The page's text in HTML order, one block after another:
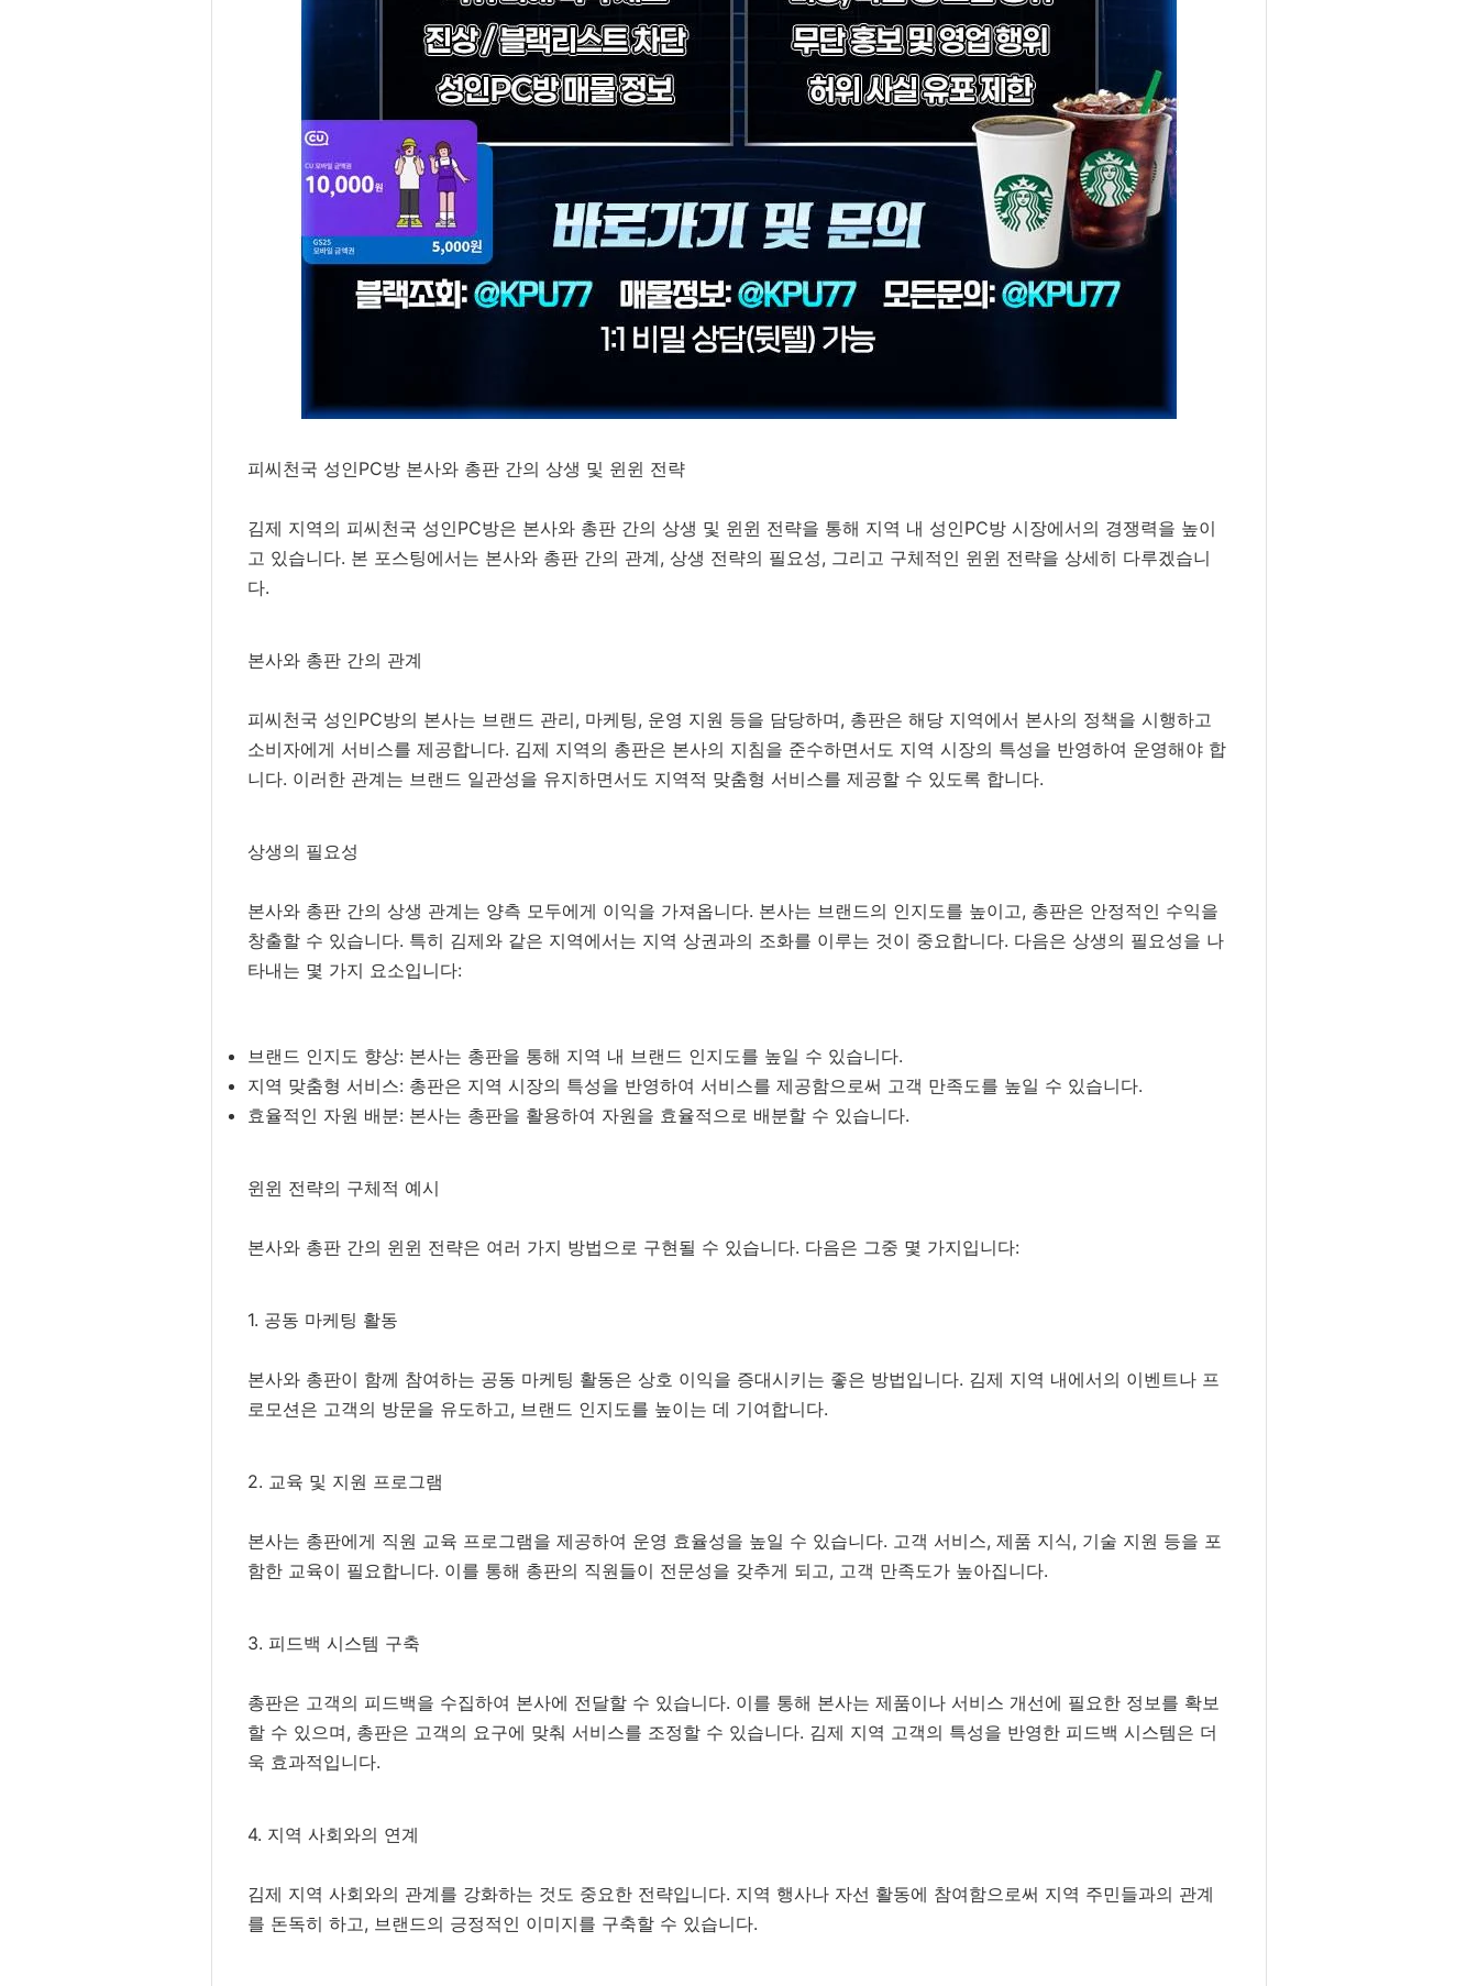
피씨천국 성인PC방 본사와 총판 간의 상생 및 윈윈 전략
김제 지역의 피씨천국 성인PC방은 본사와 총판 간의 상생 및 윈윈 전략을 통해 지역 내 성인PC방 시장에서의 경쟁력을 높이
고 있습니다. 본 포스팅에서는 본사와 총판 간의 관계, 상생 전략의 필요성, 그리고 구체적인 윈윈 전략을 상세히 다루겠습니
다.
본사와 총판 간의 관계
피씨천국 성인PC방의 본사는 브랜드 관리, 마케팅, 운영 지원 등을 담당하며, 총판은 해당 지역에서 본사의 정책을 시행하고
소비자에게 서비스를 제공합니다. 김제 지역의 총판은 본사의 지침을 준수하면서도 지역 시장의 특성을 반영하여 운영해야 합
니다. 이러한 관계는 브랜드 일관성을 유지하면서도 지역적 맞춤형 서비스를 제공할 수 있도록 합니다.
상생의 필요성
본사와 총판 간의 상생 관계는 양측 모두에게 이익을 가져옵니다. 본사는 브랜드의 인지도를 높이고, 총판은 안정적인 수익을
창출할 수 있습니다. 특히 김제와 같은 지역에서는 지역 상권과의 조화를 이루는 것이 중요합니다. 다음은 상생의 필요성을 나
타내는 몇 가지 요소입니다:
브랜드 인지도 향상: 본사는 총판을 통해 지역 내 브랜드 인지도를 높일 수 있습니다.
지역 맞춤형 서비스: 총판은 지역 시장의 특성을 반영하여 서비스를 제공함으로써 고객 만족도를 높일 수 있습니다.
효율적인 자원 배분: 본사는 총판을 활용하여 자원을 효율적으로 배분할 수 있습니다.
윈윈 전략의 구체적 예시
본사와 총판 간의 윈윈 전략은 여러 가지 방법으로 구현될 수 있습니다. 다음은 그중 몇 가지입니다:
1. 공동 마케팅 활동
본사와 총판이 함께 참여하는 공동 마케팅 활동은 상호 이익을 증대시키는 좋은 방법입니다. 김제 지역 내에서의 이벤트나 프
로모션은 고객의 방문을 유도하고, 브랜드 인지도를 높이는 데 기여합니다.
2. 교육 및 지원 프로그램
본사는 총판에게 직원 교육 프로그램을 제공하여 운영 효율성을 높일 수 있습니다. 고객 서비스, 제품 지식, 기술 지원 등을 포
함한 교육이 필요합니다. 이를 통해 총판의 직원들이 전문성을 갖추게 되고, 고객 만족도가 높아집니다.
3. 피드백 시스템 구축
총판은 고객의 피드백을 수집하여 본사에 전달할 수 있습니다. 이를 통해 본사는 제품이나 서비스 개선에 필요한 정보를 확보
할 수 있으며, 총판은 고객의 요구에 맞춰 서비스를 조정할 수 있습니다. 김제 지역 고객의 특성을 반영한 피드백 시스템은 더
욱 효과적입니다.
4. 지역 사회와의 연계
김제 지역 사회와의 관계를 강화하는 것도 중요한 전략입니다. 지역 행사나 자선 활동에 참여함으로써 지역 주민들과의 관계
를 돈독히 하고, 브랜드의 긍정적인 이미지를 구축할 수 있습니다.